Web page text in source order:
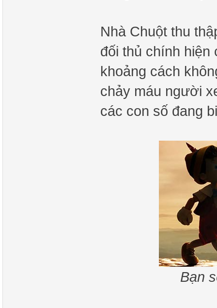
Nhà Chuột thu
đối thủ chính
khoảng cách
chảy máu người
các con số đang
Bạn